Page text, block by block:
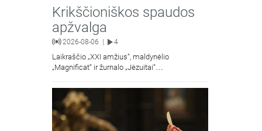
Krikščioniškos spaudos
apžvalga
2026-08-06 4
Laikraščio „XXI amžius“, maldynėlio
„Magnificat“ ir žurnalo „Jėzuitai“